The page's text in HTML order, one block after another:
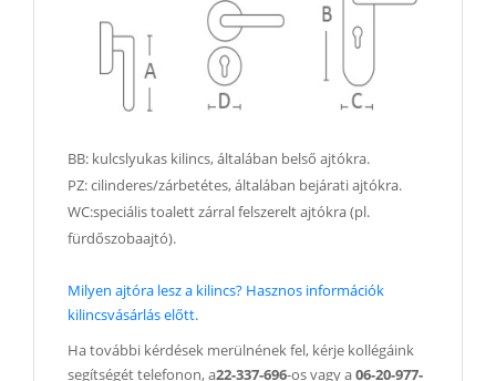
BB: kulcslyukas kilincs, általában belső ajtókra.
PZ: cilinderes/zárbetétes, általában bejárati ajtókra.
WC:speciális toalett zárral felszerelt ajtókra (pl.
fürdőszobaajtó).
Milyen ajtóra lesz a kilincs? Hasznos információk
kilincsvásárlás előtt.
Ha további kérdések merülnének fel, kérje kollégáink
segítségét telefonon, a22-337-696-os vagy a06-20-977-